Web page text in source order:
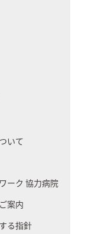
いて
ーク 協力病院
案内
る指針